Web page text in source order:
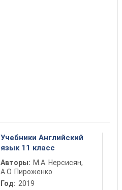
Учебники Английский
язык 11 класс
Авторы: М.А. Нерсисян,
А.О. Пироженко
Год: 2019